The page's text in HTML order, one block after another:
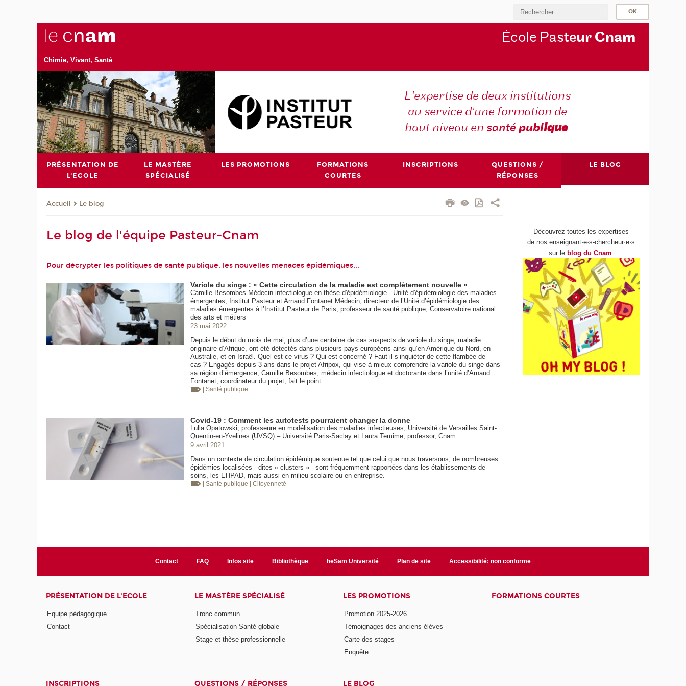
Chimie, Vivant, Santé
École Pasteur Cnam
L'expertise de deux institutions
au service d'une formation de
haut niveau en santé publique
PRÉSENTATION DE
L'ECOLE
LE MASTÈRE
SPÉCIALISÉ
LES PROMOTIONS
FORMATIONS
COURTES
INSCRIPTIONS
QUESTIONS /
RÉPONSES
LE BLOG
Accueil Le blog
Le blog de l'équipe Pasteur-Cnam
Pour décrypter les politiques de santé publique, les nouvelles menaces épidémiques...
Variole du singe : « Cette circulation de la maladie est complètement nouvelle »
Camille Besombes Médecin infectiologue en thèse d'épidémiologie - Unité d'épidémiologie des maladies
émergentes, Institut Pasteur et Arnaud Fontanet Médecin, directeur de l’Unité d’épidémiologie des
maladies émergentes à l’Institut Pasteur de Paris, professeur de santé publique, Conservatoire national
des arts et métiers
23 mai 2022
Depuis le début du mois de mai, plus d’une centaine de cas suspects de variole du singe, maladie
originaire d’Afrique, ont été détectés dans plusieurs pays européens ainsi qu’en Amérique du Nord, en
Australie, et en Israël. Quel est ce virus ? Qui est concerné ? Faut-il s’inquiéter de cette flambée de
cas ? Engagés depuis 3 ans dans le projet Afripox, qui vise à mieux comprendre la variole du singe dans
sa région d’émergence, Camille Besombes, médecin infectiologue et doctorante dans l’unité d’Arnaud
Fontanet, coordinateur du projet, fait le point.
| Santé publique
Covid-19 : Comment les autotests pourraient changer la donne
Lulla Opatowski, professeure en modélisation des maladies infectieuses, Université de Versailles Saint-
Quentin-en-Yvelines (UVSQ) – Université Paris-Saclay et Laura Temime, professor, Cnam
9 avril 2021
Dans un contexte de circulation épidémique soutenue tel que celui que nous traversons, de nombreuses
épidémies localisées - dites « clusters » - sont fréquemment rapportées dans les établissements de
soins, les EHPAD, mais aussi en milieu scolaire ou en entreprise.
| Santé publique | Citoyenneté
Découvrez toutes les expertises
de nos enseignant·e·s-chercheur·e·s
sur le blog du Cnam
Contact FAQ Infos site Bibliothèque heSam Université Plan de site Accessibilité: non conforme
PRÉSENTATION DE L'ECOLE
Equipe pédagogique
Contact
LE MASTÈRE SPÉCIALISÉ
Tronc commun
Spécialisation Santé globale
Stage et thèse professionnelle
LES PROMOTIONS
Promotion 2025-2026
Témoignages des anciens élèves
Carte des stages
Enquête
FORMATIONS COURTES
INSCRIPTIONS QUESTIONS / RÉPONSES LE BLOG